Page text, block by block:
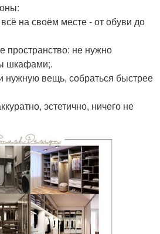
на своём месте - от обуви до
пространство: не нужно
шкафами;.
нужную вещь, собраться быстрее
эстетично, ничего не